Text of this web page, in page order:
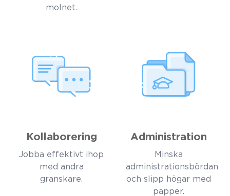
molnet.
Kollaborering
Jobba effektivt ihop
med andra
granskare.
Administration
Minska
administrationsbördan
och slipp högar med
papper.